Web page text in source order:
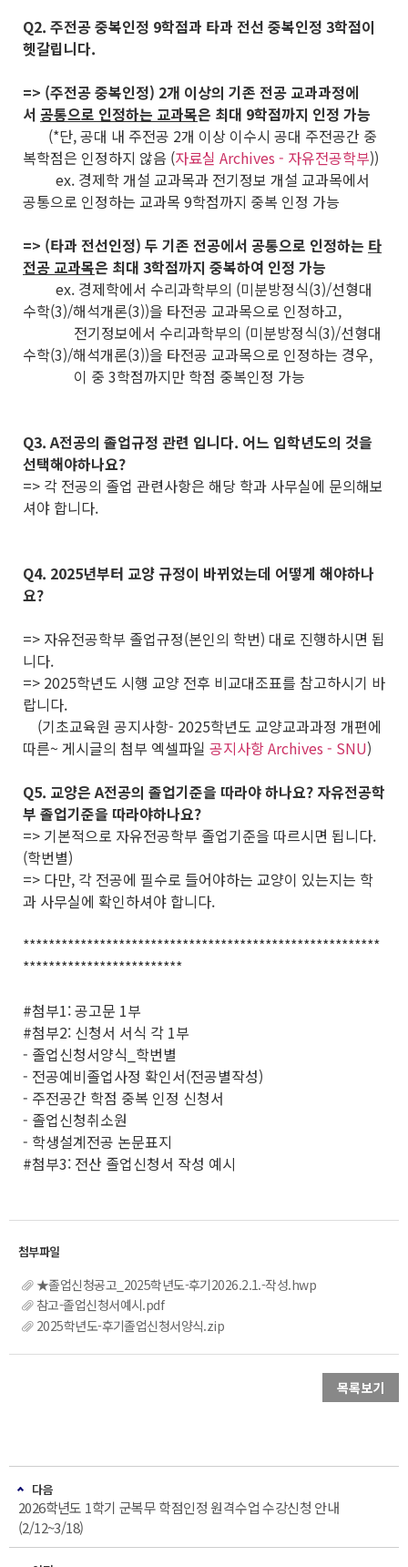
Q2. 주전공 중복인정 9학점과 타과 전선 중복인정 3학점이
헷갈립니다.
=> (주전공 중복인정) 2개 이상의 기존 전공 교과과정에
서 공통으로 인정하는 교과목은 최대 9학점까지 인정 가능
(*단, 공대 내 주전공 2개 이상 이수시 공대 주전공간 중
복학점은 인정하지 않음 (자료실 Archives - 자유전공학부))
ex. 경제학 개설 교과목과 전기정보 개설 교과목에서
공통으로 인정하는 교과목 9학점까지 중복 인정 가능
=> (타과 전선인정) 두 기존 전공에서 공통으로 인정하는 타
전공 교과목은 최대 3학점까지 중복하여 인정 가능
ex. 경제학에서 수리과학부의 (미분방정식(3)/선형대
수학(3)/해석개론(3))을 타전공 교과목으로 인정하고,
전기정보에서 수리과학부의 (미분방정식(3)/선형대
수학(3)/해석개론(3))을 타전공 교과목으로 인정하는 경우,
이 중 3학점까지만 학점 중복인정 가능
Q3. A전공의 졸업규정 관련 입니다. 어느 입학년도의 것을
선택해야하나요?
=> 각 전공의 졸업 관련사항은 해당 학과 사무실에 문의해보
셔야 합니다.
Q4. 2025년부터 교양 규정이 바뀌었는데 어떻게 해야하나
요?
=> 자유전공학부 졸업규정(본인의 학번) 대로 진행하시면 됩
니다.
=> 2025학년도 시행 교양 전후 비교대조표를 참고하시기 바
랍니다.
(기초교육원 공지사항- 2025학년도 교양교과과정 개편에
따른~ 게시글의 첨부 엑셀파일 공지사항 Archives - SNU)
Q5. 교양은 A전공의 졸업기준을 따라야 하나요? 자유전공학
부 졸업기준을 따라야하나요?
=> 기본적으로 자유전공학부 졸업기준을 따르시면 됩니다.
(학번별)
=> 다만, 각 전공에 필수로 들어야하는 교양이 있는지는 학
과 사무실에 확인하셔야 합니다.
********************************************************
*************************
#첨부1: 공고문 1부
#첨부2: 신청서 서식 각 1부
- 졸업신청서양식_학번별
- 전공예비졸업사정 확인서(전공별작성)
- 주전공간 학점 중복 인정 신청서
- 졸업신청취소원
- 학생설계전공 논문표지
#첨부3: 전산 졸업신청서 작성 예시
★졸업신청공고_2025학년도-후기2026.2.1.-작성.hwp
참고-졸업신청서예시.pdf
2025학년도-후기졸업신청서양식.zip
목록보기
다음
2026학년도 1학기 군복무 학점인정 원격수업 수강신청 안내
(2/12~3/18)